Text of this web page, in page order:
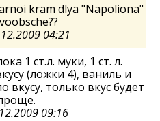
kram dlya "Napoliona"
04:21
1 ст.л. муки, 1 ст. л.
(ложки 4), ваниль и
вкусу, только вкус будет
09:16